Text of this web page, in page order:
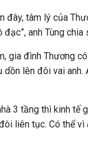
đây, tâm lý của
anh Tùng chia
gia đình Thương
lên đôi vai anh.
3 tầng thì kinh tế
liên tục. Có thể